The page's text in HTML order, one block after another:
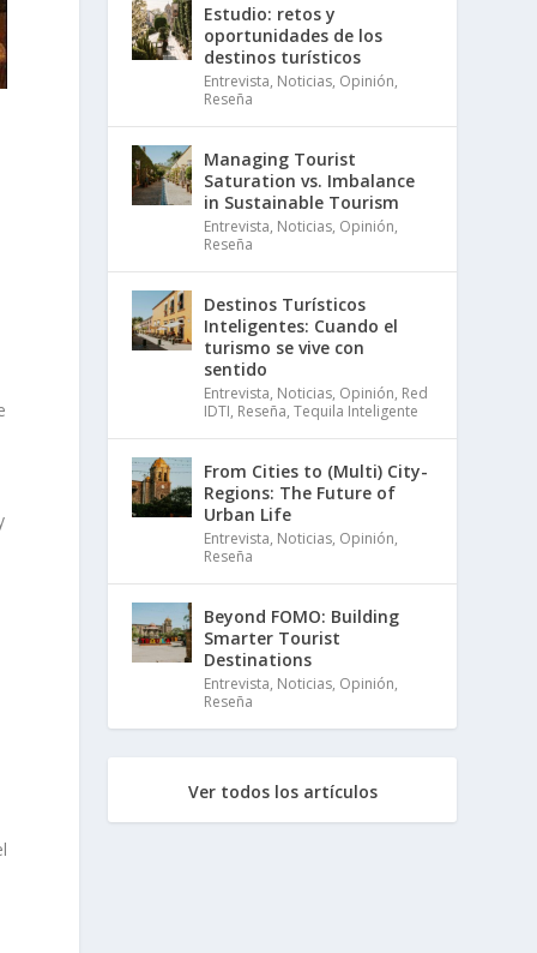
Estudio: retos y
oportunidades de los
destinos turísticos
Entrevista, Noticias, Opinión,
Reseña
Managing Tourist
Saturation vs. Imbalance
in Sustainable Tourism
Entrevista, Noticias, Opinión,
Reseña
Destinos Turísticos
Inteligentes: Cuando el
turismo se vive con
sentido
Entrevista, Noticias, Opinión, Red
IDTI, Reseña,Tequila Inteligente
From Cities to (Multi) City-
Regions: The Future of
Urban Life
Entrevista, Noticias, Opinión,
Reseña
Beyond FOMO: Building
Smarter Tourist
Destinations
Entrevista, Noticias, Opinión,
Reseña
Ver todos los artículos